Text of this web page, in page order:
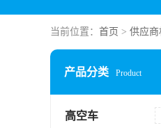
当前位置： 首页 > 供应商
产品分类 Product
高空车